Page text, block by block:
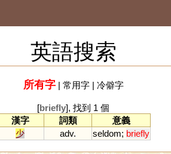
英語搜索
所有字| 常用字| 冷僻字
[briefly], 找到 1 個
漢字
詞類
意義
少
adv. seldom; briefly